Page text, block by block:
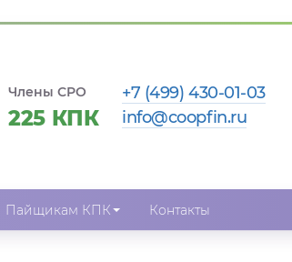
Члены СРО
225 КПК
+7 (499) 430-01-03
info@coopfin.ru
Пайщикам КПК Контакты